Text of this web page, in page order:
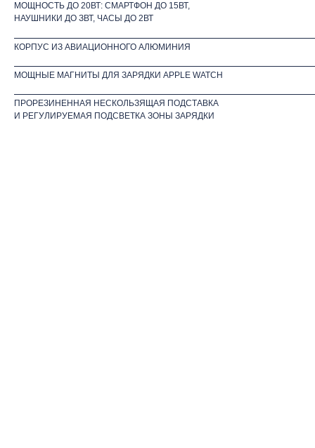
МОЩНОСТЬ ДО 20ВТ: СМАРТФОН ДО 15ВТ,
НАУШНИКИ ДО ЗВТ, ЧАСЫ ДО 2ВТ
КОРПУС ИЗ АВИАЦИОННОГО АЛЮМИНИЯ
МОЩНЫЕ МАГНИТЫ ДЛЯ ЗАРЯДКИ APPLE WATCH
ПРОРЕЗИНЕННАЯ НЕСКОЛЬЗЯЩАЯ ПОДСТАВКА
И РЕГУЛИРУЕМАЯ ПОДСВЕТКА ЗОНЫ ЗАРЯДКИ